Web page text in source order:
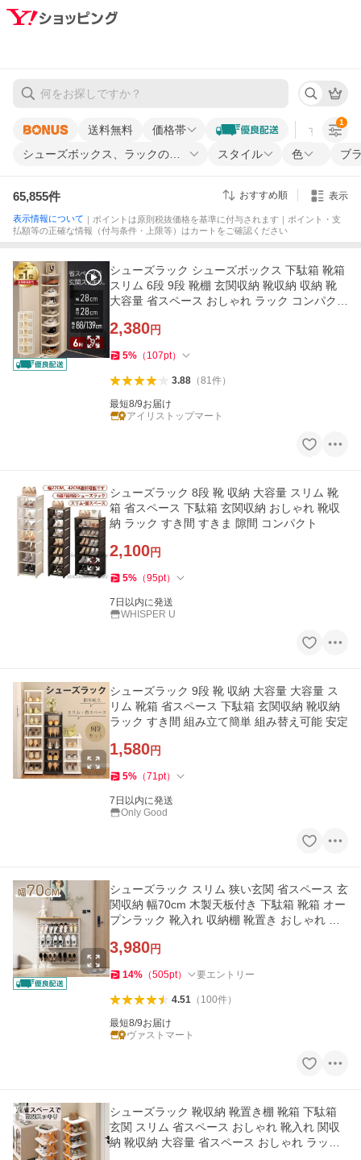
送料無料 価格帯 すべての条
シューズボックス、ラックの種類 スタイル 色 ブ
1
65,855件 おすすめ順 表示
表示情報について ｜ポイントは原則税抜価格を基準に付与されます｜ポイント・支
払額等の正確な情報（付与条件・上限等）はカートをご確認ください
シューズラック シューズボックス 下駄箱 靴箱
スリム 6段 9段 靴棚 玄関収納 靴収納 収納 靴
大容量 省スペース おしゃれ ラック コンパクト
2,380円
5% （ 107pt）
3.88（81件）
最短8/9お届け
アイリストップマート
シューズラック 8段 靴 収納 大容量 スリム 靴
箱 省スペース 下駄箱 玄関収納 おしゃれ 靴収
納 ラック すき間 すきま 隙間 コンパクト
2,100円
5% （95pt）
7日以内に発送
WHISPER U
シューズラック 9段 靴 収納 大容量 大容量 ス
リム 靴箱 省スペース 下駄箱 玄関収納 靴収納
ラック すき間 組み立て簡単 組み替え可能 安定
1,580円
5% （71pt）
7日以内に発送
Only Good
シューズラック スリム 狭い玄関 省スペース 玄
関収納 幅70cm 木製天板付き 下駄箱 靴箱 オー
プンラック 靴入れ 収納棚 靴置き おしゃれ シ
3,980円
14% （505pt） 要エントリー
4.51（ 100件）
最短8/9お届け
ヴァストマート
シューズラック 靴収納 靴置き棚 靴箱 下駄箱
玄関 スリム 省スペース おしゃれ 靴入れ 関収
納 靴収納 大容量 省スペース おしゃれ ラック